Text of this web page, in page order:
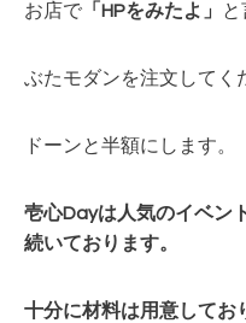
お店で 「HPをみたよ」 と
ぶたモダンを注文してく
ドーンと半額にします。
壱心Dayは人気のイベン
続いております。
十分に材料は用意してお